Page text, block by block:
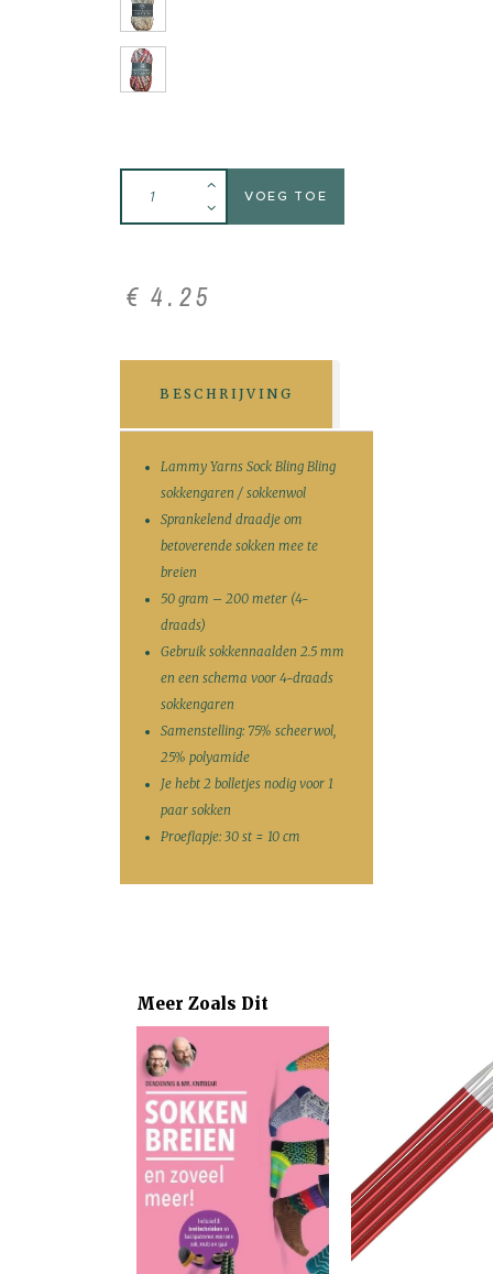
VOEG TOE
€ 4. 25
BESCHRIJVING
Lammy Yarns Sock Bling Bling
sokkengaren / sokkenwol
Sprankelend draadje om
betoverende sokken mee te
breien
50 gram – 200 meter (4-
draads)
Gebruik sokkennaalden 2.5 mm
en een schema voor 4-draads
sokkengaren
Samenstelling: 75% scheerwol,
25% polyamide
Je hebt 2 bolletjes nodig voor 1
paar sokken
Proeflapje: 30 st = 10 cm
Meer Zoals Dit